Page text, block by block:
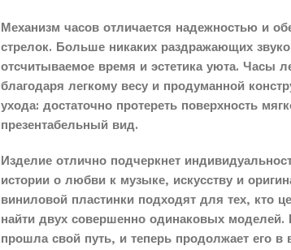
Механизм часов отличается надежностью и
стрелок. Больше никаких раздражающих
отсчитываемое время и эстетика уюта. Часы
благодаря легкому весу и продуманной
ухода: достаточно протереть поверхность
презентабельный вид.
Изделие отлично подчеркнет
истории о любви к музыке, искусству и
виниловой пластинки подходят для тех, кто
найти двух совершенно одинаковых моделей.
прошла свой путь, и теперь продолжает его